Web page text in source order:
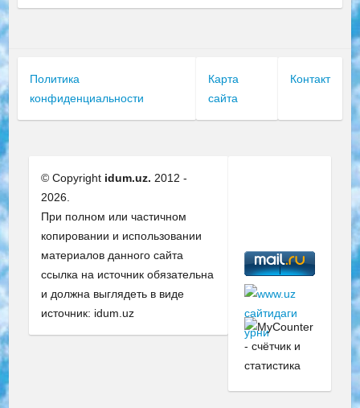
Политика
конфиденциальности
Карта
сайта
Контакт
© Copyright idum.uz. 2012 -
2026.
При полном или частичном
копировании и использовании
материалов данного сайта
ссылка на источник обязательна
и должна выглядеть в виде
источник: idum.uz